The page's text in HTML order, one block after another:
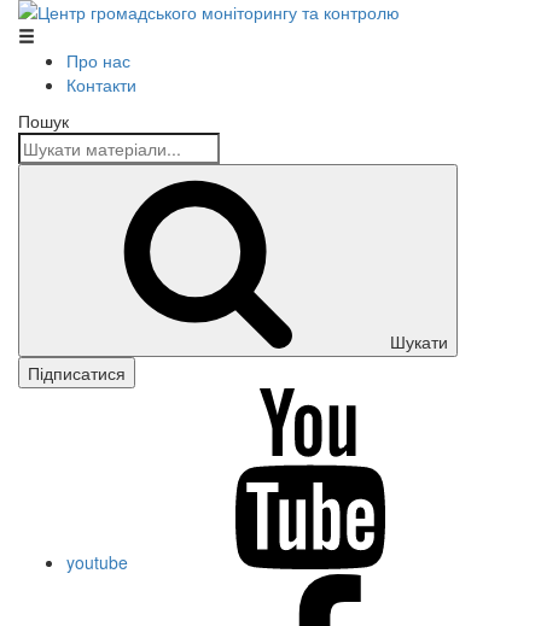
Центр громадського моніторингу та контролю
Про нас
Контакти
Пошук
Шукати
Підписатися
youtube